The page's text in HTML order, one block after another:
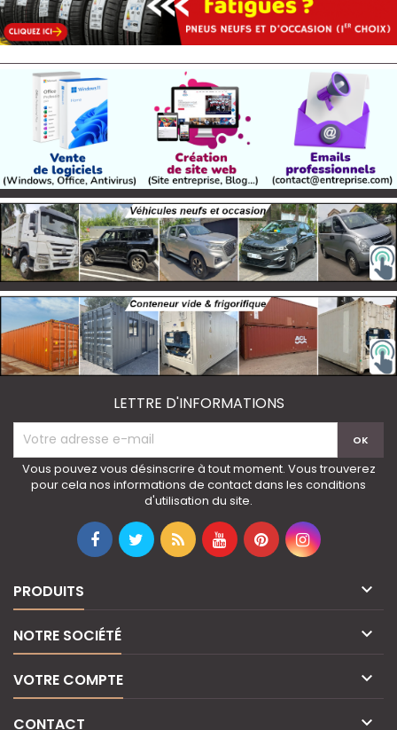
LETTRE D'INFORMATIONS
Vous pouvez vous désinscrire à tout moment. Vous trouverez
pour cela nos informations de contact dans les conditions
d'utilisation du site.
PRODUITS 
NOTRE SOCIÉTÉ 
VOTRE COMPTE 
CONTACT 